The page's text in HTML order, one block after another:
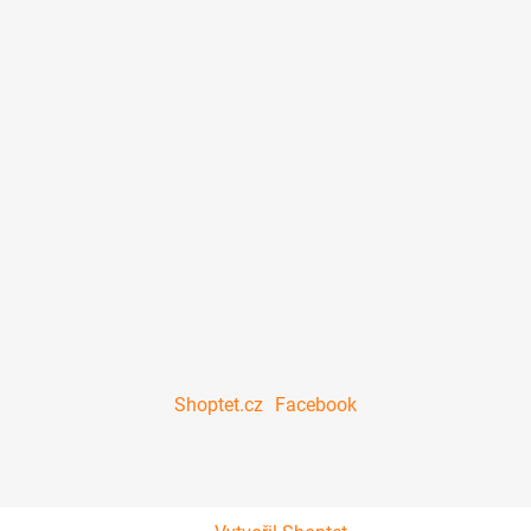
Shoptet.cz Facebook